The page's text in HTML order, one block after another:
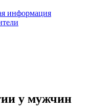
информация
у мужчин